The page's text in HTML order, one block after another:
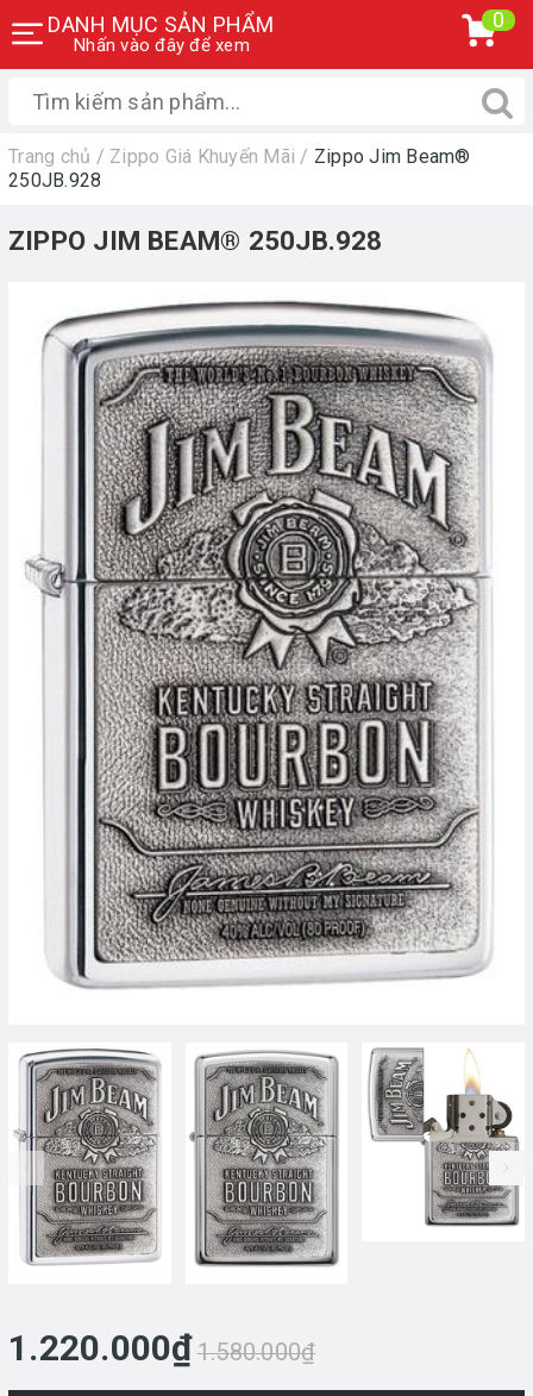
DANH MỤC SẢN PHẨM
Nhấn vào đây để xem
0
Trang chủ / Zippo Giá Khuyến Mãi / Zippo Jim Beam®
250JB.928
ZIPPO JIM BEAM® 250JB.928
1.220.000₫1.580.000₫